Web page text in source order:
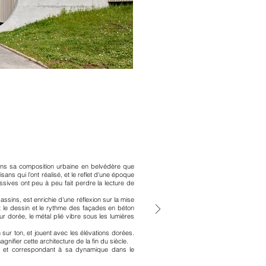
sa composition urbaine en belvédère que
qui l'ont réalisé, et le reflet d'une époque
ont peu à peu fait perdre la lecture de
est enrichie d'une réflexion sur la mise
le dessin et le rythme des façades en béton
dorée, le métal plié vibre sous les lumières
ton, et jouent avec les élévations dorées.
cette architecture de la fin du siècle.
et correspondant à sa dynamique dans le